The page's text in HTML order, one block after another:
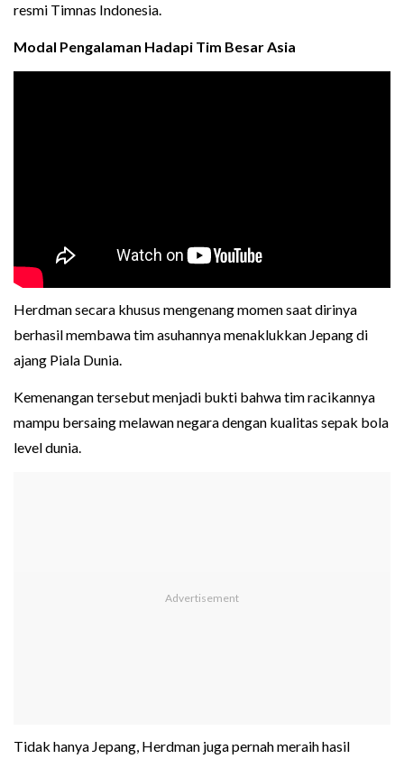
resmi Timnas Indonesia.
Modal Pengalaman Hadapi Tim Besar Asia
Herdman secara khusus mengenang momen saat dirinya
berhasil membawa tim asuhannya menaklukkan Jepang di
ajang Piala Dunia.
Kemenangan tersebut menjadi bukti bahwa tim racikannya
mampu bersaing melawan negara dengan kualitas sepak bola
level dunia.
Tidak hanya Jepang, Herdman juga pernah meraih hasil